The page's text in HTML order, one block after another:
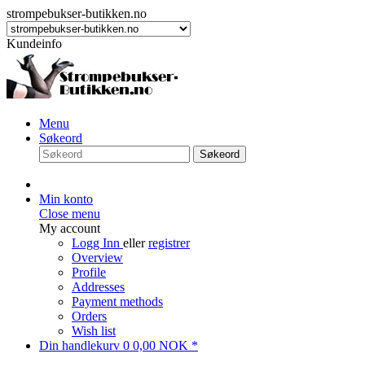
strompebukser-butikken.no
Kundeinfo
Menu
Søkeord
Søkeord
Min konto
Close menu
My account
Logg Inn ellerregistrer
Overview
Profile
Addresses
Payment methods
Orders
Wish list
Din handlekurv 0 0,00 NOK *